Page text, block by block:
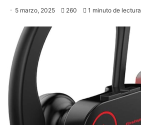
5 marzo, 2025 260 1 minuto de lectura